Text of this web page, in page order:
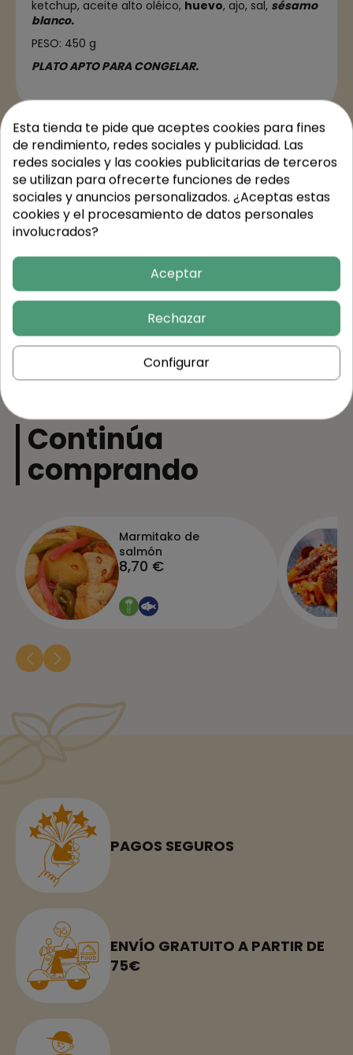
ketchup, aceite alto oléico, huevo, ajo, sal, sésamo
blanco.
PESO: 450 g
PLATO APTO PARA CONGELAR.
Detalles del producto
Valores nutricionales
Trusted Shops Reviews
Continúa
comprando
Marmitako de
salmón
8,70 €
PAGOS SEGUROS
ENVÍO GRATUITO A PARTIR DE
75€
Esta tienda te pide que aceptes cookies para fines
de rendimiento, redes sociales y publicidad. Las
redes sociales y las cookies publicitarias de terceros
se utilizan para ofrecerte funciones de redes
sociales y anuncios personalizados. ¿Aceptas estas
cookies y el procesamiento de datos personales
involucrados?
Aceptar
Rechazar
Configurar